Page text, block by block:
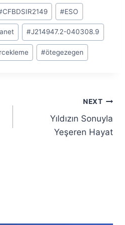
CFBDSIR2149 #ESO
#J214947.2-040308.9
#ötegezegen
NEXT
Yıldızın Sonuyla
Yeşeren Hayat